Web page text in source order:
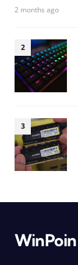
2 months ago
WinPoin